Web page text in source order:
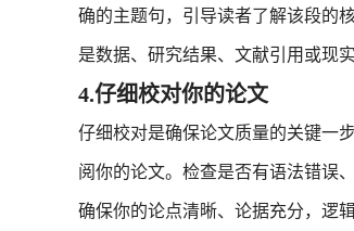
确的主题句，引导读者了解该段的
是数据、研究结果、文献引用或现实
4.仔细校对你的论文
仔细校对是确保论文质量的关键一
阅你的论文。检查是否有语法错误
确保你的论点清晰、论据充分，逻